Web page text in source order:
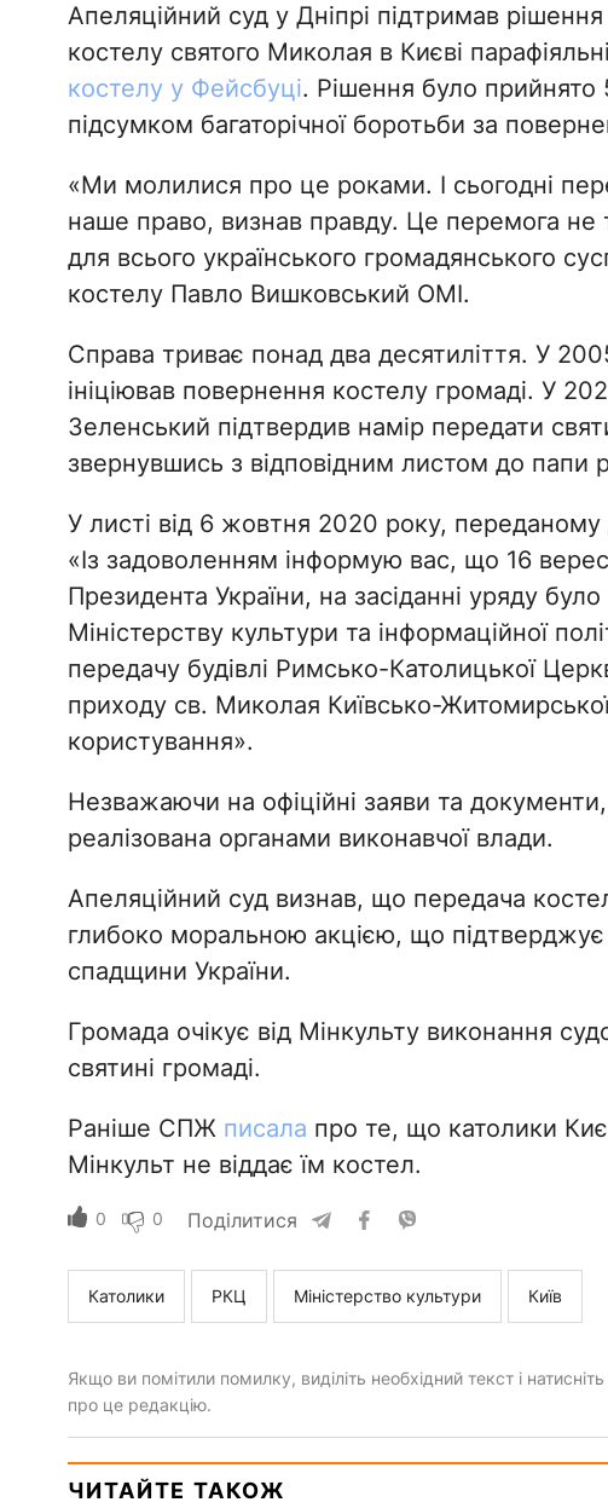
Апеляційний суд у Дніпрі підтримав
костелу святого Миколая в Києві
костелу у Фейсбуці. Рішення було прийнято
підсумком багаторічної боротьби за
«Ми молилися про це роками. І сьогодні
наше право, визнав правду. Це перемога не
для всього українського громадянського
костелу Павло Вишковський OMI.
Справа триває понад два десятиліття. У
ініціював повернення костелу громаді. У
Зеленський підтвердив намір передати
звернувшись з відповідним листом до папи
У листі від 6 жовтня 2020 року,
«Із задоволенням інформую вас, що 16
Президента України, на засіданні уряду
Міністерству культури та інформаційної
передачу будівлі Римсько-Католицької
приходу св. Миколая Київсько-
користування».
Незважаючи на офіційні заяви та
реалізована органами виконавчої влади.
Апеляційний суд визнав, що передача
глибоко моральною акцією, що підтверджує
спадщини України.
Громада очікує від Мінкульту виконання
святині громаді.
Раніше СПЖ писала про те, що католики
Мінкульт не віддає їм костел.
0 0 Поділитися
Католики РКЦ Міністерство культури Київ
Якщо ви помітили помилку, виділіть необхідний текст і
про це редакцію.
ЧИТАЙТЕ ТАКОЖ